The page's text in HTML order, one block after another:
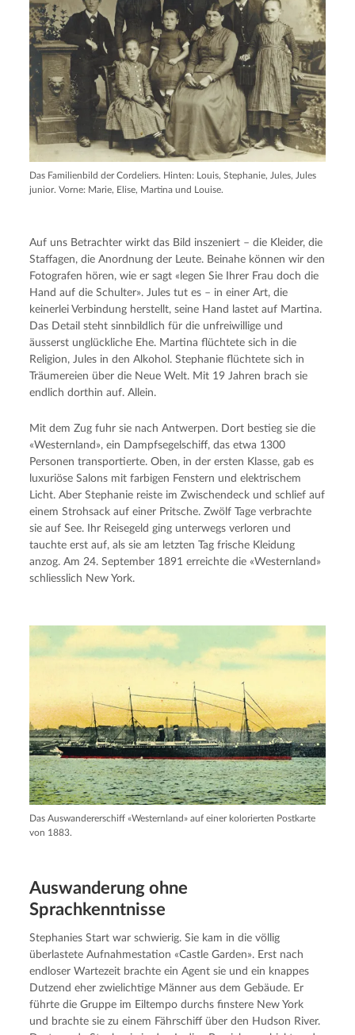
Das Familienbild der Cordeliers. Hinten: Louis, Stephanie, Jules, Jules
junior. Vorne: Marie, Elise, Martina und Louise.
Auf uns Betrachter wirkt das Bild inszeniert – die Kleider, die
Staffagen, die Anordnung der Leute. Beinahe können wir den
Fotografen hören, wie er sagt «legen Sie Ihrer Frau doch die
Hand auf die Schulter». Jules tut es – in einer Art, die
keinerlei Verbindung herstellt, seine Hand lastet auf Martina.
Das Detail steht sinnbildlich für die unfreiwillige und
äusserst unglückliche Ehe. Martina flüchtete sich in die
Religion, Jules in den Alkohol. Stephanie flüchtete sich in
Träumereien über die Neue Welt. Mit 19 Jahren brach sie
endlich dorthin auf. Allein.
Mit dem Zug fuhr sie nach Antwerpen. Dort bestieg sie die
«Westernland», ein Dampfsegelschiff, das etwa 1300
Personen transportierte. Oben, in der ersten Klasse, gab es
luxuriöse Salons mit farbigen Fenstern und elektrischem
Licht. Aber Stephanie reiste im Zwischendeck und schlief auf
einem Strohsack auf einer Pritsche. Zwölf Tage verbrachte
sie auf See. Ihr Reisegeld ging unterwegs verloren und
tauchte erst auf, als sie am letzten Tag frische Kleidung
anzog. Am 24. September 1891 erreichte die «Westernland»
schliesslich New York.
Das Auswandererschiff «Westernland» auf einer kolorierten Postkarte
von 1883.
Auswanderung ohne
Sprachkenntnisse
Stephanies Start war schwierig. Sie kam in die völlig
überlastete Aufnahmestation «Castle Garden». Erst nach
endloser Wartezeit brachte ein Agent sie und ein knappes
Dutzend eher zwielichtige Männer aus dem Gebäude. Er
führte die Gruppe im Eiltempo durchs finstere New York
und brachte sie zu einem Fährschiff über den Hudson River.